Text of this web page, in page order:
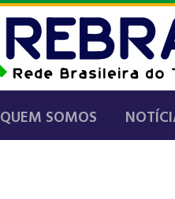
QUEM SOMOS